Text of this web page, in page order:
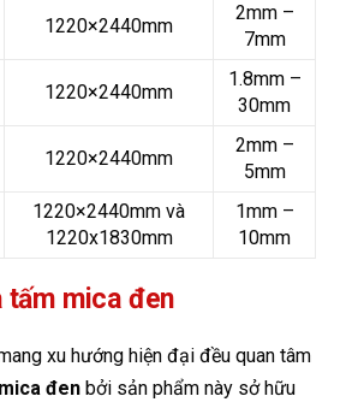
1220×2440mm
2mm –
7mm
1220×2440mm
1.8mm –
30mm
1220×2440mm
2mm –
5mm
1220×2440mm và
1220x1830mm
1mm –
10mm
tấm mica đen
xu hướng hiện đại đều quan tâm
đen bởi sản phẩm này sở hữu